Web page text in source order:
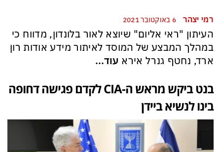
מי היה מאמין שבאר שבע תנצח את הכוכב האדום?
להגנה – טראמפ נשאר רק עם ציוצי האיום המגוחכים שלא מזיזים לטהרן
רמי יצהר
העיתון "ראי אליום" שיוצא לאור בלונדון, מדווח כי
במהלך המבצע של המוסד לאיתור מידע אודות רון
ארד, נחטף גנרל אירא עוד...
בנט ביקש מראש ה-CIA לקדם פגישה דחופה
בינו לנשיא ביידן